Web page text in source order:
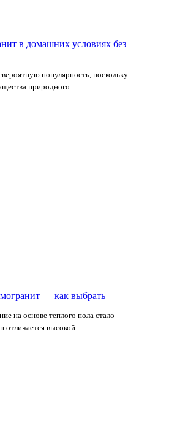
в домашних условиях без
популярность, поскольку
природного...
— как выбрать
на основе теплого пола стало
высокой...